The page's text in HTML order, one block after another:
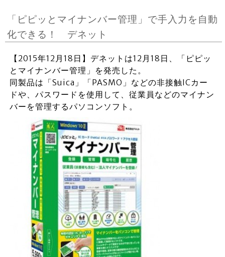
「ピピッとマイナンバー管理」で手入力を自動
化できる！ デネット
【2015年12月18日】デネットは12月18日、「ピピッ
とマイナンバー管理」を発売した。
同製品は「Suica」「PASMO」などの非接触ICカー
ドや、パスワードを使用して、従業員などのマイナン
バーを管理するパソコンソフト。